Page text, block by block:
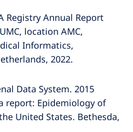
Registry Annual Report
location AMC,
Informatics,
2022.
Data System. 2015
report: Epidemiology of
United States. Bethesda,